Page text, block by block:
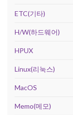
ETC(기타)
H/W(하드웨어)
HPUX
Linux(리눅스)
MacOS
Memo(메모)